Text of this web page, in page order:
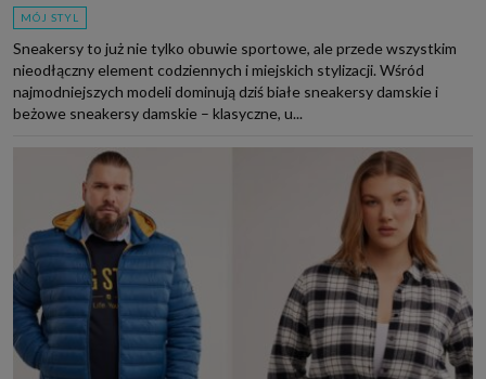
MÓJ STYL
Sneakersy to już nie tylko obuwie sportowe, ale przede wszystkim
nieodłączny element codziennych i miejskich stylizacji. Wśród
najmodniejszych modeli dominują dziś białe sneakersy damskie i
beżowe sneakersy damskie – klasyczne, u...